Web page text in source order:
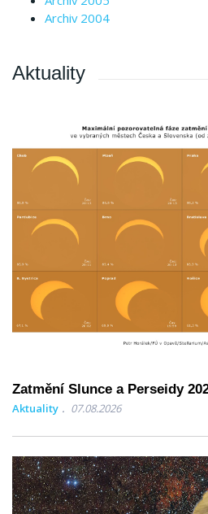
Archiv 2004
Aktuality
Zatmění Slunce a Perseidy
Aktuality 07.08.2026